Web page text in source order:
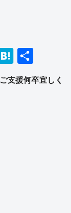
M
H
at
e
有
支援何卒宜しく